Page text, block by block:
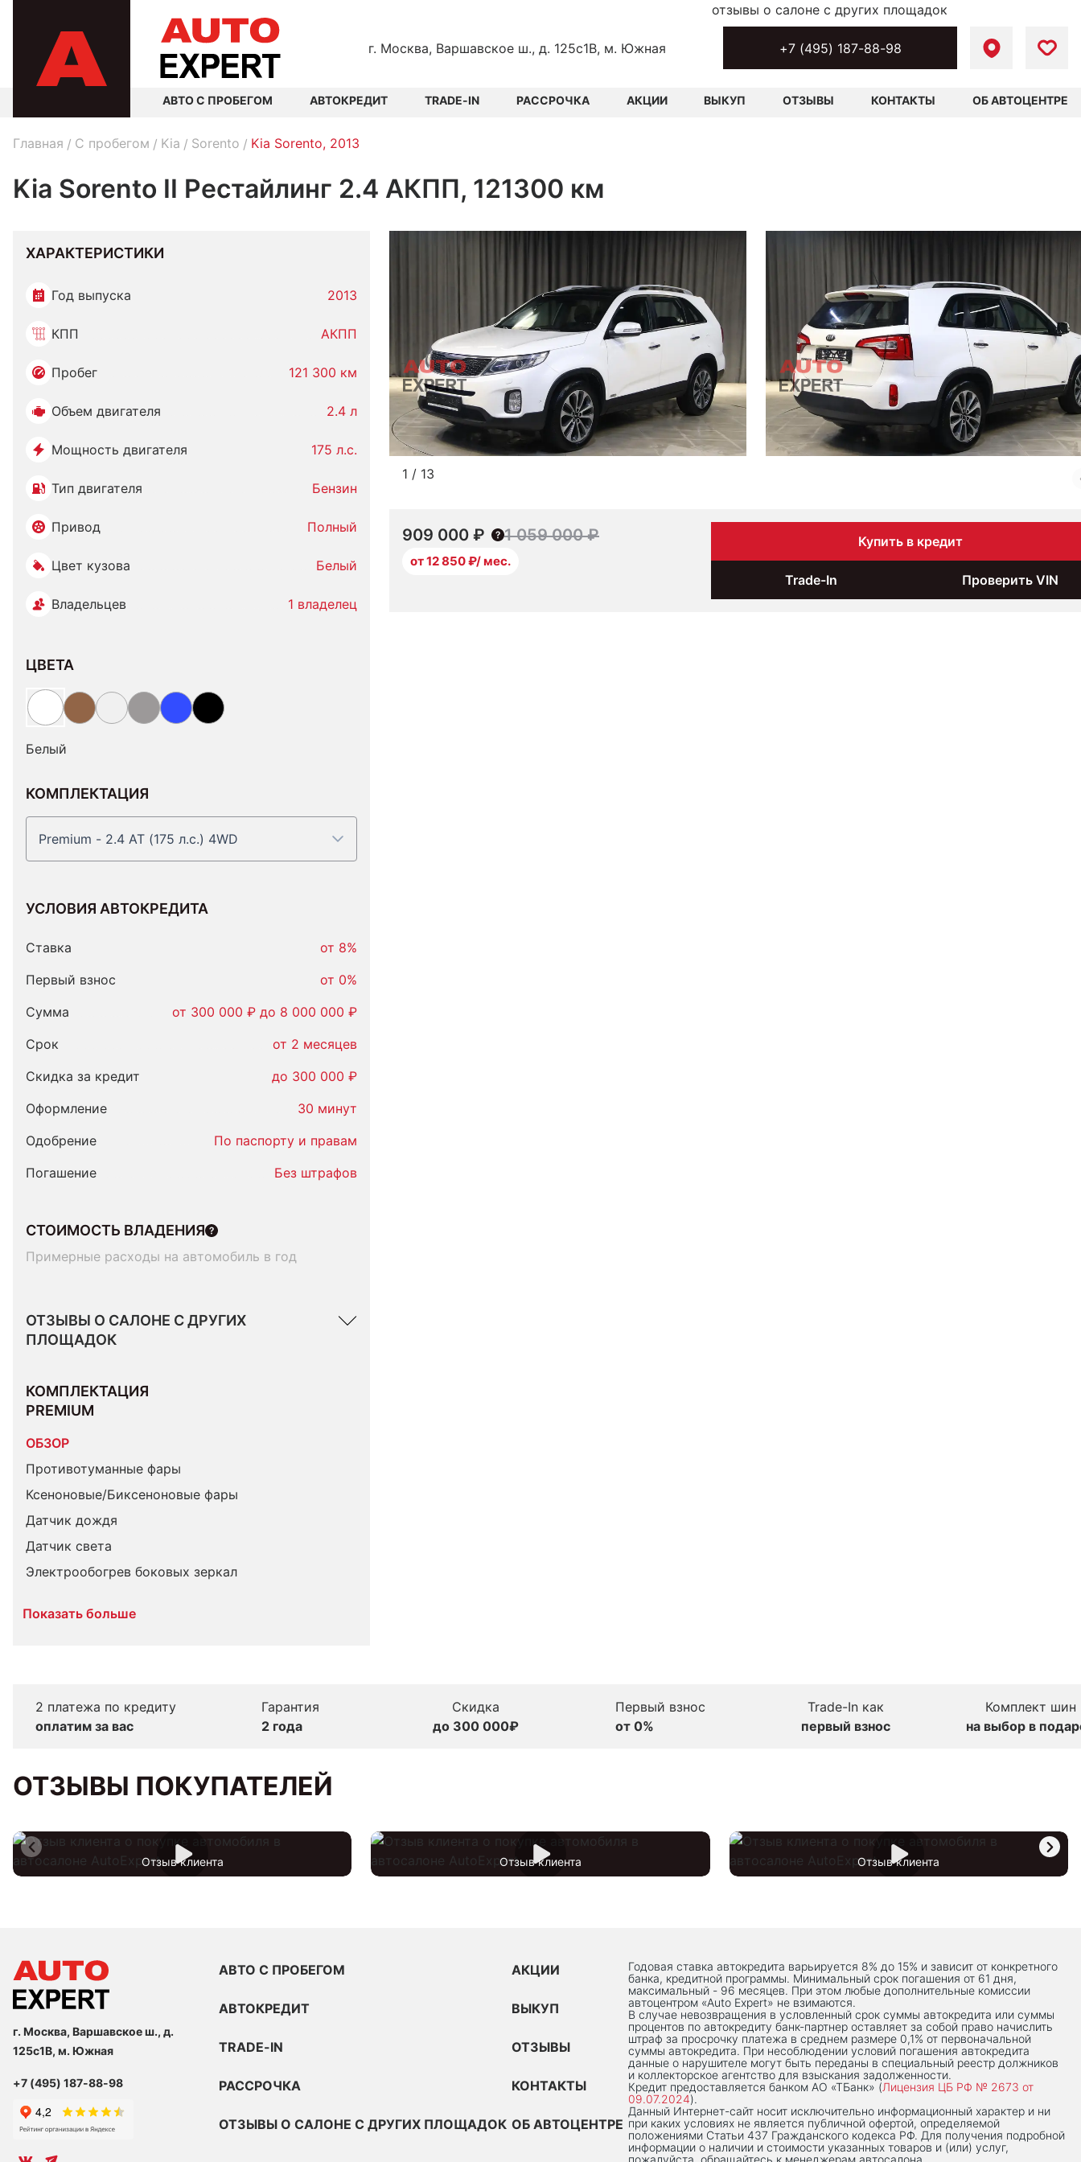
г. Москва, Варшавское ш., д. 125с1В, м. Южная +7 (495) 187-88-98
АВТО С ПРОБЕГОМ АВТОКРЕДИТ TRADE-IN РАССРОЧКА АКЦИИ ВЫКУП ОТЗЫВЫ КОНТАКТЫ ОБ АВТОЦЕНТРЕ
отзывы о салоне с других площадок
Главная C пробегом Kia Sorento Kia Sorento, 2013
Kia Sorento II Рестайлинг 2.4 АКПП, 121300 км
ХАРАКТЕРИСТИКИ
Год выпуска 2013
КПП АКПП
Пробег 121 300 км
Объем двигателя 2.4 л
Мощность двигателя 175 л.с.
Тип двигателя Бензин
Привод Полный
Цвет кузова Белый
Владельцев 1 владелец
ЦВЕТА
Белый
КОМПЛЕКТАЦИЯ
Premium - 2.4 AT (175 л.с.) 4WD
УСЛОВИЯ АВТОКРЕДИТА
Ставка
от 8%
Первый взнос
от 0%
Сумма
от 300 000 ₽ до 8 000 000 ₽
Срок
от 2 месяцев
Скидка за кредит
до 300 000 ₽
Оформление
30 минут
Одобрение
По паспорту и правам
Погашение
Без штрафов
СТОИМОСТЬ ВЛАДЕНИЯ
Примерные расходы на автомобиль в год
ОТЗЫВЫ О САЛОНЕ С ДРУГИХ
ПЛОЩАДОК
КОМПЛЕКТАЦИЯ
PREMIUM
ОБЗОР
Противотуманные фары
Ксеноновые/Биксеноновые фары
Датчик дождя
Датчик света
Электрообогрев боковых зеркал
Показать больше
1 / 13
909 000 ₽ 1 059 000 ₽
от 12 850 ₽/ мес.
Купить в кредит
Trade-In Проверить VIN
2 платежа по кредиту
оплатим за вас
Гарантия
2 года
Скидка
до 300 000₽
Первый взнос
от 0%
Trade-In как
первый взнос
Комплект шин
на выбор в
ОТЗЫВЫ ПОКУПАТЕЛЕЙ
Отзыв клиента Отзыв клиента Отзыв клиента
г. Москва, Варшавское ш., д.
125с1В, м. Южная
+7 (495) 187-88-98
АВТО С ПРОБЕГОМ
АВТОКРЕДИТ
TRADE-IN
РАССРОЧКА
ОТЗЫВЫ О САЛОНЕ С ДРУГИХ ПЛОЩАДОК
АКЦИИ
ВЫКУП
ОТЗЫВЫ
КОНТАКТЫ
ОБ АВТОЦЕНТРЕ
Годовая ставка автокредита варьируется 8% до 15% и зависит от конкретного
банка, кредитной программы. Минимальный срок погашения от 61 дня,
максимальный - 96 месяцев. При этом любые дополнительные комиссии
автоцентром «Auto Expert» не взимаются.
В случае невозвращения в условленный срок суммы автокредита или суммы
процентов по автокредиту банк-партнер оставляет за собой право начислить
штраф за просрочку платежа в среднем размере 0,1% от первоначальной
суммы автокредита. При несоблюдении условий погашения автокредита
данные о нарушителе могут быть переданы в специальный реестр должников
и коллекторское агентство для взыскания задолженности.
Кредит предоставляется банком АО «ТБанк» (Лицензия ЦБ РФ № 2673 от
09.07.2024).
Данный Интернет-сaйт носит исключительно информационный характер и ни
при каких условиях не является публичной офертой, определяемой
положениями Статьи 437 Гражданского кодекса РФ. Для получения подробной
информации о наличии и стоимости указанных товаров и (или) услуг,
пожалуйста, обращайтесь к менеджерам автосалона.